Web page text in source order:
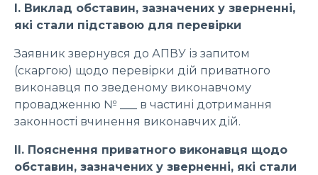
І. Виклад обставин, зазначених у зверненні,
які стали підставою для перевірки
Заявник звернувся до АПВУ із запитом
(скаргою) щодо перевірки дій приватного
виконавця по зведеному виконавчому
провадженню № ___ в частині дотримання
законності вчинення виконавчих дій.
ІІ. Пояснення приватного виконавця щодо
обставин, зазначених у зверненні, які стали